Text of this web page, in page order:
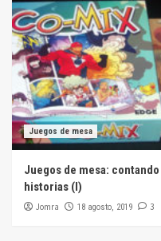
Juegos de mesa
Juegos de mesa: contando
historias (I)
Jomra 18 agosto, 2019 3